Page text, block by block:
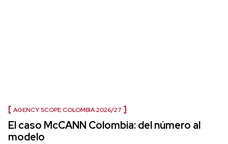
AGENCY SCOPE COLOMBIA 2026/27
El caso McCANN Colombia: del número al
modelo